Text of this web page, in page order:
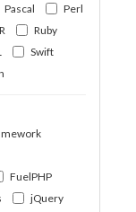
Pascal
Perl
R
Ruby
Swift
FuelPHP
jQuery